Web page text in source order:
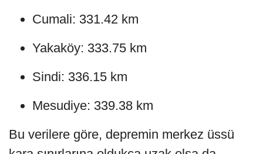
Cumali: 331.42 km
Yakaköy: 333.75 km
Sindi: 336.15 km
Mesudiye: 339.38 km
Bu verilere göre, depremin merkez üssü